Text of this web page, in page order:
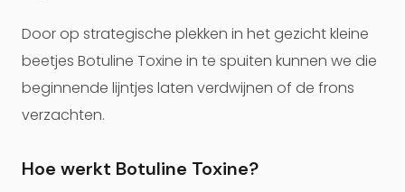
Door op strategische plekken in het gezicht kleine
beetjes Botuline Toxine in te spuiten kunnen we die
beginnende lijntjes laten verdwijnen of de frons
verzachten.
Hoe werkt Botuline Toxine?